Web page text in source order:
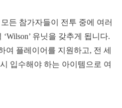
모든 참가자들이 전투 중에 여러
유닛을 갖추게 됩니다.
여 플레이어를 지원하고, 전 세
입수해야 하는 아이템으로 여